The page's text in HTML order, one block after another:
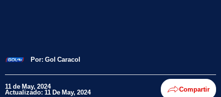
Por: Gol Caracol
11 de May, 2024
Actualizado: 11 De May, 2024 Compartir